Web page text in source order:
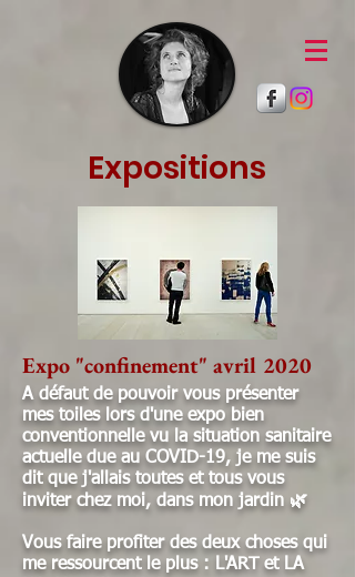
Expositions
Expo "confinement" avril 2020
A défaut de pouvoir vous présenter
mes toiles lors d'une expo bien
conventionnelle vu la situation sanitaire
actuelle due au COVID-19, je me suis
dit que j'allais toutes et tous vous
inviter chez moi, dans mon jardin 🌿
Vous faire profiter des deux choses qui
me ressourcent le plus : L'ART et LA